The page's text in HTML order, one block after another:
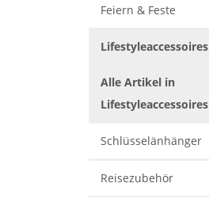
Feiern & Feste
Lifestyleaccessoires
Alle Artikel in
Lifestyleaccessoires
Schlüsselänhänger
Reisezubehör